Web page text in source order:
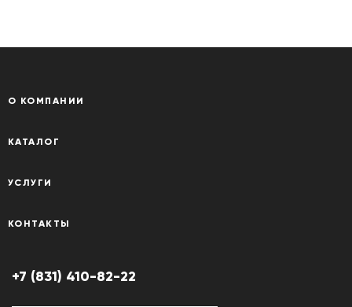
О КОМПАНИИ
КАТАЛОГ
УСЛУГИ
КОНТАКТЫ
+7 (831) 410-82-22